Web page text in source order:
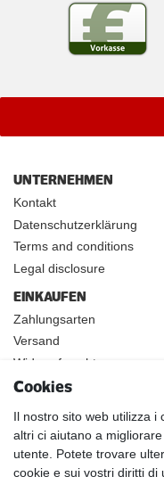
UNTERNEHMEN
Kontakt
Datenschutzerklärung
Terms and conditions
Legal disclosure
EINKAUFEN
Zahlungsarten
Versand
Widerrufsrecht
INFOS
Kundenanwendungen
Physikalische
Magnetismus von A-Z
Magnetmaterialien
Cookies
Il nostro sito web utilizza i
altri ci aiutano a
utente. Potete trovare
cookie e sui vostri diritti di